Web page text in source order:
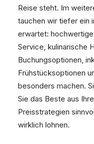
Reise steht. Im
tauchen wir tiefer ein
erwartet:
Service, kulinarische
Buchungsoptionen,
Frühstücksoptionen
besonders machen.
Sie das Beste aus
Preisstrategien
wirklich lohnen.